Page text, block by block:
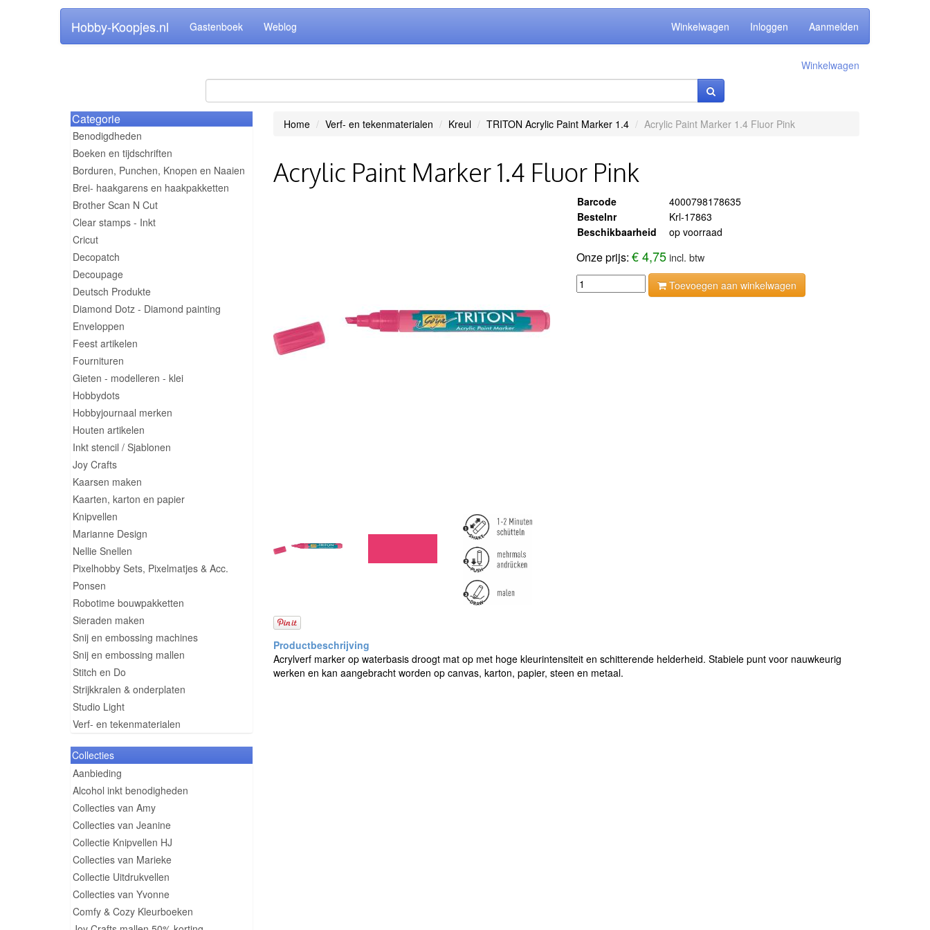
Hobby-Koopjes.nl Gastenboek Weblog Winkelwagen Inloggen Aanmelden
Winkelwagen
Categorie
Benodigdheden
Boeken en tijdschriften
Borduren, Punchen, Knopen en Naaien
Brei- haakgarens en haakpakketten
Brother Scan N Cut
Clear stamps - Inkt
Cricut
Decopatch
Decoupage
Deutsch Produkte
Diamond Dotz - Diamond painting
Enveloppen
Feest artikelen
Fournituren
Gieten - modelleren - klei
Hobbydots
Hobbyjournaal merken
Houten artikelen
Inkt stencil / Sjablonen
Joy Crafts
Kaarsen maken
Kaarten, karton en papier
Knipvellen
Marianne Design
Nellie Snellen
Pixelhobby Sets, Pixelmatjes & Acc.
Ponsen
Robotime bouwpakketten
Sieraden maken
Snij en embossing machines
Snij en embossing mallen
Stitch en Do
Strijkkralen & onderplaten
Studio Light
Verf- en tekenmaterialen
Collecties
Aanbieding
Alcohol inkt benodigheden
Collecties van Amy
Collecties van Jeanine
Collectie Knipvellen HJ
Collecties van Marieke
Collectie Uitdrukvellen
Collecties van Yvonne
Comfy & Cozy Kleurboeken
Home Verf- en tekenmaterialen Kreul TRITON Acrylic Paint Marker 1.4 Acrylic Paint Marker 1.4 Fluor Pink
Acrylic Paint Marker 1.4 Fluor Pink
Barcode
4000798178635
Bestelnr
Krl-17863
Beschikbaarheid
op voorraad
Onze prijs:€ 4,75 incl. btw
Toevoegen aan winkelwagen
Acrylverf marker op waterbasis droogt mat op met hoge kleurintensiteit en schitterende helderheid. Stabiele punt voor nauwkeurig
werken en kan aangebracht worden op canvas, karton, papier, steen en metaal.